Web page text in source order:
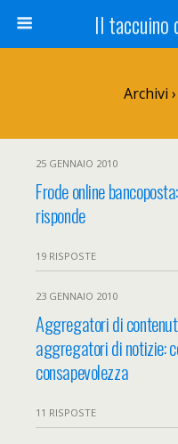
Il taccuino
Archivi
25 GENNAIO 2010
Frode online
risponde
19 RISPOSTE
23 GENNAIO 2010
Aggregatori di
aggregatori di notizie:
consapevolezza
11 RISPOSTE